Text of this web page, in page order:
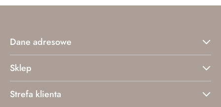
Dane adresowe
Sklep
Strefa klienta